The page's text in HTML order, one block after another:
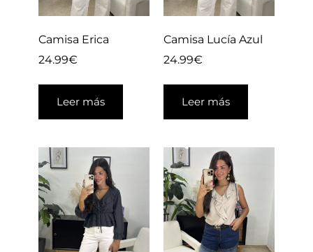
Camisa Erica
24.99€
Leer más
Camisa Lucía Azul
24.99€
Leer más